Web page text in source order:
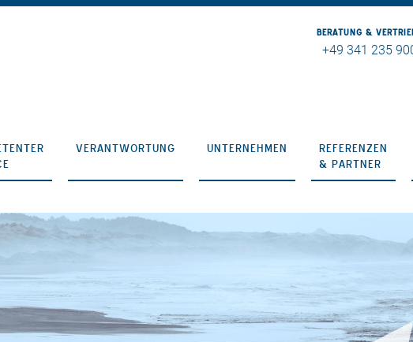
BERATUNG &
+49 341 235
VERANTWORTUNG UNTERNEHMEN
REFERENZEN
& PARTNER